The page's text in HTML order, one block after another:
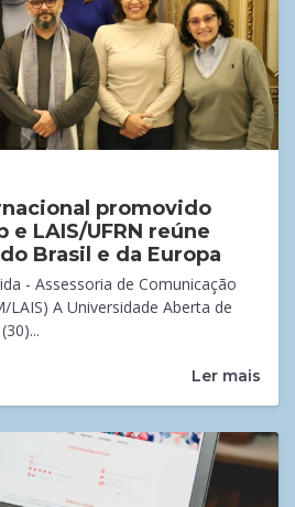
promovido
e LAIS/UFRN reúne
Brasil e da Europa
- Assessoria de Comunicação
LAIS) A Universidade Aberta de
Ler mais